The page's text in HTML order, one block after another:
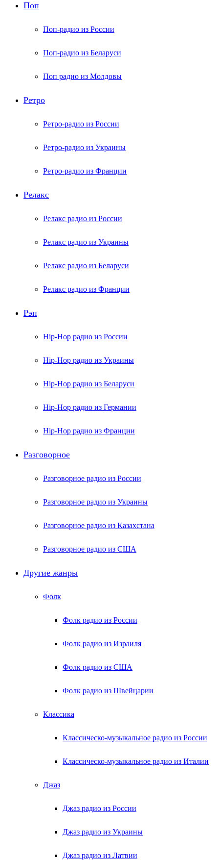
Поп
Поп-радио из России
Поп-радио из Беларуси
Поп радио из Молдовы
Ретро
Ретро-радио из России
Ретро-радио из Украины
Ретро-радио из Франции
Релакс
Релакс радио из России
Релакс радио из Украины
Релакс радио из Беларуси
Релакс радио из Франции
Рэп
Hip-Hop радио из России
Hip-Hop радио из Украины
Hip-Hop радио из Беларуси
Hip-Hop радио из Германии
Hip-Hop радио из Франции
Разговорное
Разговорное радио из России
Разговорное радио из Украины
Разговорное радио из Казахстана
Разговорное радио из США
Другие жанры
Фолк
Фолк радио из России
Фолк радио из Израиля
Фолк радио из США
Фолк радио из Швейцарии
Классика
Классическо-музыкальное радио из России
Классическо-музыкальное радио из Италии
Джаз
Джаз радио из России
Джаз радио из Украины
Джаз радио из Латвии